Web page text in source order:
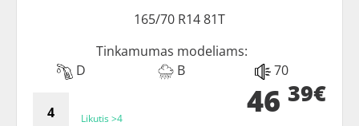
165/70 R14 81T
Tinkamumas modeliams:
D
B 70
Likutis >4 46 39€